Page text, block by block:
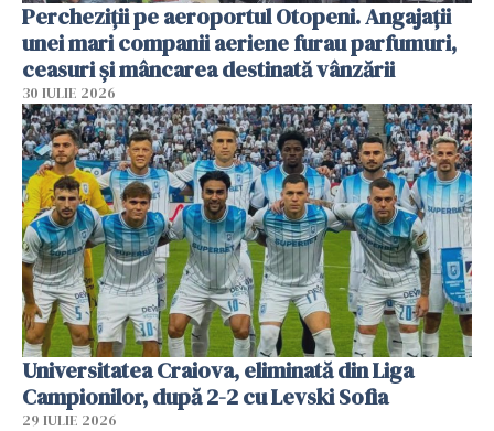
Percheziții pe aeroportul Otopeni. Angajații
unei mari companii aeriene furau parfumuri,
ceasuri și mâncarea destinată vânzării
30 IULIE 2026
Universitatea Craiova, eliminată din Liga
Campionilor, după 2-2 cu Levski Sofia
29 IULIE 2026